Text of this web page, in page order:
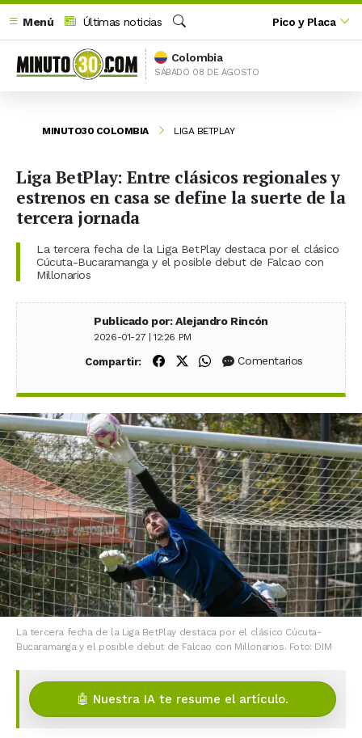
Menú
Últimas noticias
Buscar
Pico y Placa
Colombia
SÁBADO 08 DE AGOSTO
MINUTO30 COLOMBIA LIGA BETPLAY
Liga BetPlay: Entre clásicos regionales y
estrenos en casa se define la suerte de la
tercera jornada
La tercera fecha de la Liga BetPlay destaca por el clásico
Cúcuta-Bucaramanga y el posible debut de Falcao con
Millonarios
Publicado por: Alejandro Rincón
2026-01-27 | 12:26 PM
Compartir: Compartir en Facebook
Compartir en X (Twitter)
Compartir en WhatsApp
Comentarios
La tercera fecha de la Liga BetPlay destaca por el clásico Cúcuta-
Bucaramanga y el posible debut de Falcao con Millonarios. Foto: DIM
🤖 Nuestra IA te resume el artículo.